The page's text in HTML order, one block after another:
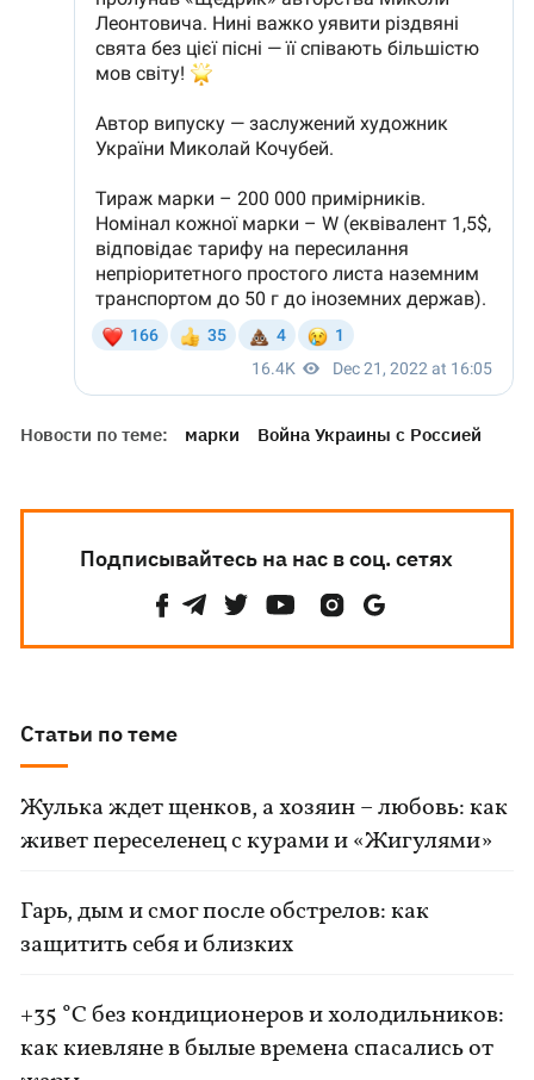
Новости по теме: марки Война Украины с Россией
Подписывайтесь на нас в соц. сетях
Статьи по теме
Жулька ждет щенков, а хозяин – любовь: как
живет переселенец с курами и «Жигулями»
Гарь, дым и смог после обстрелов: как
защитить себя и близких
+35 °C без кондиционеров и холодильников:
как киевляне в былые времена спасались от